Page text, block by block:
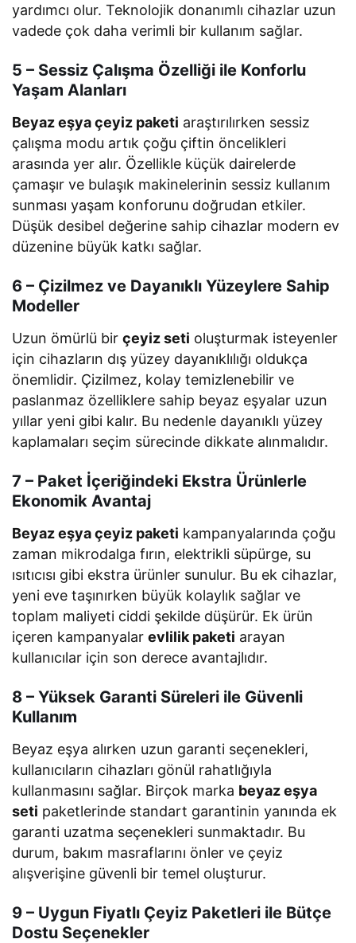
yardımcı olur. Teknolojik donanımlı cihazlar uzun
vadede çok daha verimli bir kullanım sağlar.
5 – Sessiz Çalışma Özelliği ile Konforlu
Yaşam Alanları
Beyaz eşya çeyiz paketi araştırılırken sessiz
çalışma modu artık çoğu çiftin öncelikleri
arasında yer alır. Özellikle küçük dairelerde
çamaşır ve bulaşık makinelerinin sessiz kullanım
sunması yaşam konforunu doğrudan etkiler.
Düşük desibel değerine sahip cihazlar modern ev
düzenine büyük katkı sağlar.
6 – Çizilmez ve Dayanıklı Yüzeylere Sahip
Modeller
Uzun ömürlü birçeyiz seti oluşturmak isteyenler
için cihazların dış yüzey dayanıklılığı oldukça
önemlidir. Çizilmez, kolay temizlenebilir ve
paslanmaz özelliklere sahip beyaz eşyalar uzun
yıllar yeni gibi kalır. Bu nedenle dayanıklı yüzey
kaplamaları seçim sürecinde dikkate alınmalıdır.
7 – Paket İçeriğindeki Ekstra Ürünlerle
Ekonomik Avantaj
Beyaz eşya çeyiz paketi kampanyalarında çoğu
zaman mikrodalga fırın, elektrikli süpürge, su
ısıtıcısı gibi ekstra ürünler sunulur. Bu ek cihazlar,
yeni eve taşınırken büyük kolaylık sağlar ve
toplam maliyeti ciddi şekilde düşürür. Ek ürün
içeren kampanyalarevlilik paketi arayan
kullanıcılar için son derece avantajlıdır.
8 – Yüksek Garanti Süreleri ile Güvenli
Kullanım
Beyaz eşya alırken uzun garanti seçenekleri,
kullanıcıların cihazları gönül rahatlığıyla
kullanmasını sağlar. Birçok marka beyaz eşya
seti paketlerinde standart garantinin yanında ek
garanti uzatma seçenekleri sunmaktadır. Bu
durum, bakım masraflarını önler ve çeyiz
alışverişine güvenli bir temel oluşturur.
9 – Uygun Fiyatlı Çeyiz Paketleri ile Bütçe
Dostu Seçenekler